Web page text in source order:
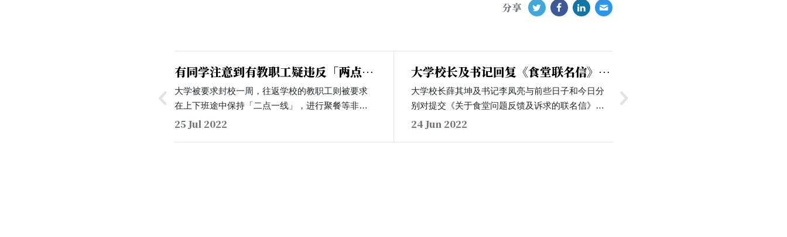
分享
有同学注意到有教职工疑违反「两点一
线」外出聚餐
大学被要求封校一周，往返学校的教职工则被要求
在上下班途中保持「二点一线」，进行聚餐等非必
要娱乐活动。但有同学于今日在QQ群组中表示，他
25 Jul 2022
大学校长及书记回复《食堂联名信》，
学生代表被要求删除回复邮件截图
大学校长薛其坤及书记李凤亮与前些日子和今日分
别对提交《关于食堂问题反馈及诉求的联名信》的
学生代表回信。…
24 Jun 2022